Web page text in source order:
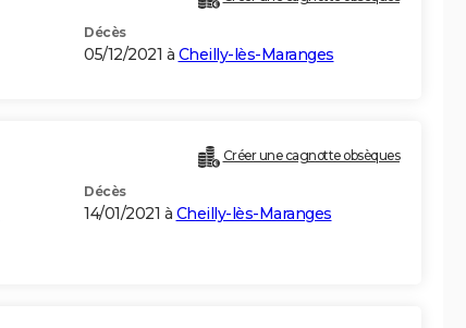
Décès
05/12/2021 à Cheilly-lès-Maranges
Créer une cagnotte obsèques
Décès
14/01/2021 à Cheilly-lès-Maranges